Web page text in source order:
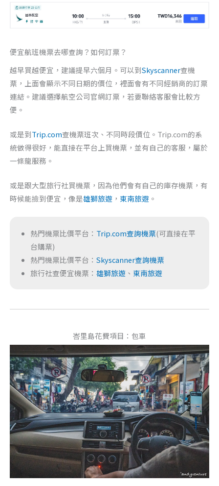
便宜航班機票去哪查詢？如何訂票？
越早買越便宜，建議提早六個月。可以到Skyscanner查機
票，上面會顯示不同日期的價位，裡面會有不同經銷商的訂票
連結。建議選擇航空公司官網訂票，若要聯絡客服會比較方
便。
或是到Trip.com查機票班次、不同時段價位。Trip.com的系
統做得很好，能直接在平台上買機票，並有自己的客服，屬於
一條龍服務。
或是跟大型旅行社買機票，因為他們會有自己的庫存機票，有
時候能撿到便宜，像是雄獅旅遊 ， 東南旅遊 。
熱門機票比價平台： Trip.com查詢機票(可直接在平
台購票)
熱門機票比價平台： Skyscanner查詢機票
旅行社查便宜機票： 雄獅旅遊、 東南旅遊
峇里島花費項目：包車